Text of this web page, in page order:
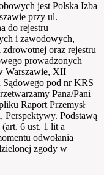
jest Polska Izba
przy ul.
do rejestru
i zawodowych,
oraz rejestru
prowadzonych
Warszawie, XII
Sądowego pod nr KRS
Pana/Pani
Raport Przemysł
Perspektywy. Podstawą
6 ust. 1 lit a
odwołania
zgody w